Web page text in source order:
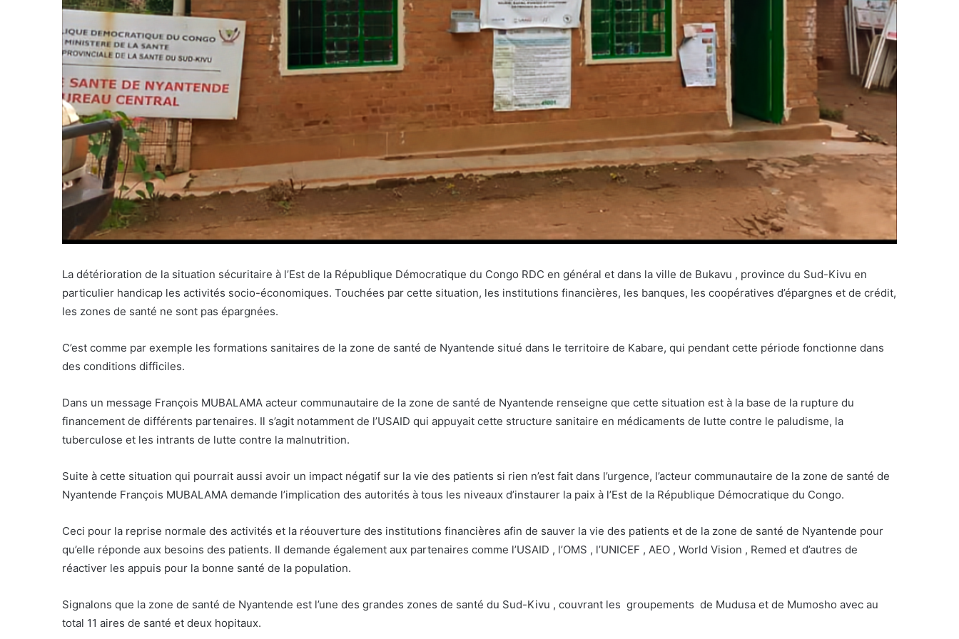
La détérioration de la situation sécuritaire à l’Est de la République Démocratique du Congo RDC en général et dans la ville de Bukavu , province du Sud-Kivu en
particulier handicap les activités socio-économiques. Touchées par cette situation, les institutions financières, les banques, les coopératives d’épargnes et de crédit,
les zones de santé ne sont pas épargnées.
C’est comme par exemple les formations sanitaires de la zone de santé de Nyantende situé dans le territoire de Kabare, qui pendant cette période fonctionne dans
des conditions difficiles.
Dans un message François MUBALAMA acteur communautaire de la zone de santé de Nyantende renseigne que cette situation est à la base de la rupture du
financement de différents partenaires. Il s’agit notamment de l’USAID qui appuyait cette structure sanitaire en médicaments de lutte contre le paludisme, la
tuberculose et les intrants de lutte contre la malnutrition.
Suite à cette situation qui pourrait aussi avoir un impact négatif sur la vie des patients si rien n’est fait dans l’urgence, l’acteur communautaire de la zone de santé de
Nyantende François MUBALAMA demande l’implication des autorités à tous les niveaux d’instaurer la paix à l’Est de la République Démocratique du Congo.
Ceci pour la reprise normale des activités et la réouverture des institutions financières afin de sauver la vie des patients et de la zone de santé de Nyantende pour
qu’elle réponde aux besoins des patients. Il demande également aux partenaires comme l’USAID , l’OMS , l’UNICEF , AEO , World Vision , Remed et d’autres de
réactiver les appuis pour la bonne santé de la population.
Signalons que la zone de santé de Nyantende est l’une des grandes zones de santé du Sud-Kivu , couvrant les groupements de Mudusa et de Mumosho avec au
total 11 aires de santé et deux hopitaux.